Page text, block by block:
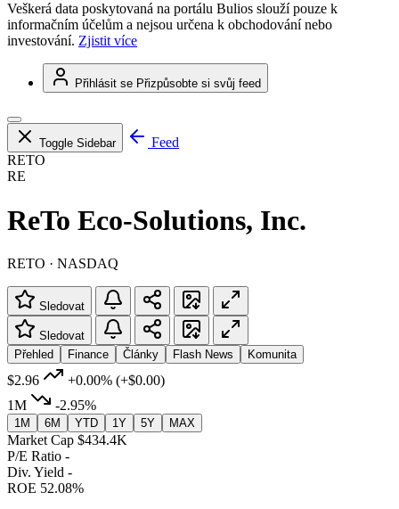
Veškerá data poskytovaná na portálu Bulios slouží pouze k
informačním účelům a nejsou určena k obchodování nebo
investování. Zjistit více
Přihlásit se Přizpůsobte si svůj feed
Toggle Sidebar
Feed
RETO
RE
ReTo Eco-Solutions, Inc.
RETO · NASDAQ
Sledovat
Sledovat
Přehled
Finance Články Flash News Komunita
$2.96 +0.00% (+$0.00)
1M
-2.95%
1M 6M YTD 1Y 5Y MAX
Market Cap $434.4K
P/E Ratio -
Div. Yield -
ROE 52.08%